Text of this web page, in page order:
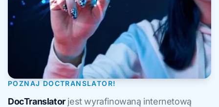
POZNAJ DOCTRANSLATOR!
DocTranslatorjest wyrafinowaną internetową